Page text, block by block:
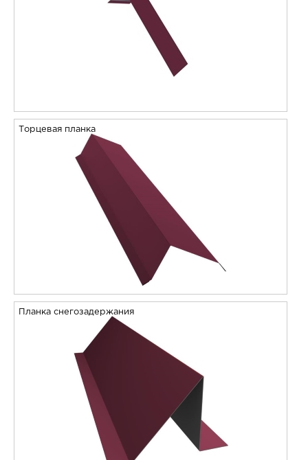
Торцевая планка
Планка снегозадержания